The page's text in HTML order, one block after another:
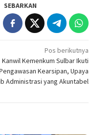
SEBARKAN
Pos berikutnya
Kanwil Kemenkum Sulbar Ikuti
Kearsipan, Upaya
Administrasi yang Akuntabel